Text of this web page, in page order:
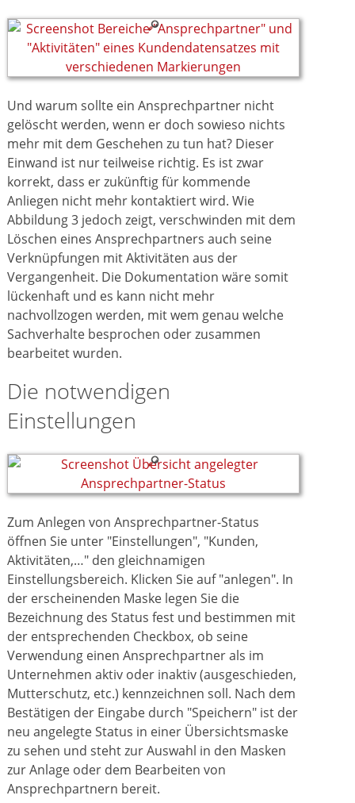
Und warum sollte ein Ansprechpartner nicht
gelöscht werden, wenn er doch sowieso nichts
mehr mit dem Geschehen zu tun hat? Dieser
Einwand ist nur teilweise richtig. Es ist zwar
korrekt, dass er zukünftig für kommende
Anliegen nicht mehr kontaktiert wird. Wie
Abbildung 3 jedoch zeigt, verschwinden mit dem
Löschen eines Ansprechpartners auch seine
Verknüpfungen mit Aktivitäten aus der
Vergangenheit. Die Dokumentation wäre somit
lückenhaft und es kann nicht mehr
nachvollzogen werden, mit wem genau welche
Sachverhalte besprochen oder zusammen
bearbeitet wurden.
Die notwendigen
Einstellungen
Zum Anlegen von Ansprechpartner-Status
öffnen Sie unter "Einstellungen", "Kunden,
Aktivitäten,…" den gleichnamigen
Einstellungsbereich. Klicken Sie auf "anlegen". In
der erscheinenden Maske legen Sie die
Bezeichnung des Status fest und bestimmen mit
der entsprechenden Checkbox, ob seine
Verwendung einen Ansprechpartner als im
Unternehmen aktiv oder inaktiv (ausgeschieden,
Mutterschutz, etc.) kennzeichnen soll. Nach dem
Bestätigen der Eingabe durch "Speichern" ist der
neu angelegte Status in einer Übersichtsmaske
zu sehen und steht zur Auswahl in den Masken
zur Anlage oder dem Bearbeiten von
Ansprechpartnern bereit.